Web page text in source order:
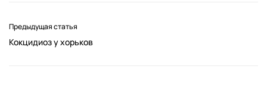
Предыдущая статья
Кокцидиоз у хорьков